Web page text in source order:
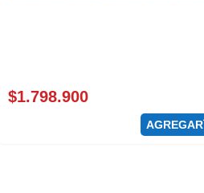
$1.798.900
AGREGAR